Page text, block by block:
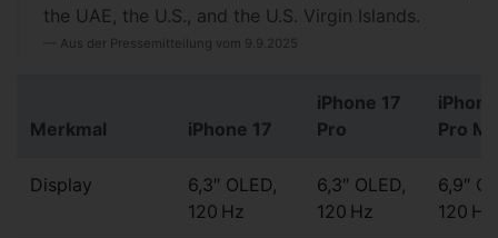
the UAE, the U.S., and the U.S. Virgin Islands.
Aus der Pressemitteilung vom 9.9.2025
Merkmal iPhone 17
iPhone 17
Pro
Pro
Display
6,3″ OLED,
120 Hz
6,3″ OLED,
120 Hz
6,9″
120 Hz